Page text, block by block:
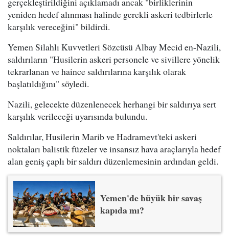
yeniden hedef alınması halinde gerekli askeri tedbirlerle
karşılık vereceğini" bildirdi.
Yemen Silahlı Kuvvetleri Sözcüsü Albay Mecid en-Nazili,
saldırıların "Husilerin askeri personele ve sivillere yönelik
tekrarlanan ve haince saldırılarına karşılık olarak
başlatıldığını" söyledi.
Nazili, gelecekte düzenlenecek herhangi bir saldırıya sert
karşılık verileceği uyarısında bulundu.
Saldırılar, Husilerin Marib ve Hadramevt'teki askeri
noktaları balistik füzeler ve insansız hava araçlarıyla hedef
alan geniş çaplı bir saldırı düzenlemesinin ardından geldi.
Yemen'de büyük bir savaş
kapıda mı?